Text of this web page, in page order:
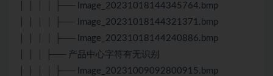
│ │ │ │ ├── Image_20231018144345764.bmp
│ │ │ │ ├── Image_20231018144321371.bmp
│ │ │ │ ├── Image_20231018144240886.bmp
│ │ │ ├── 产品中心字符有无识别
│ │ │ │ ├── Image_20231009092800915.bmp